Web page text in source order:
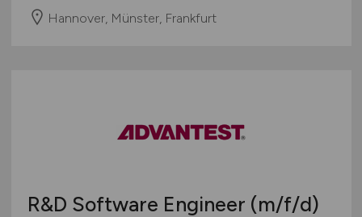
Hannover, Münster, Frankfurt
R&D Software Engineer (m/f/d)